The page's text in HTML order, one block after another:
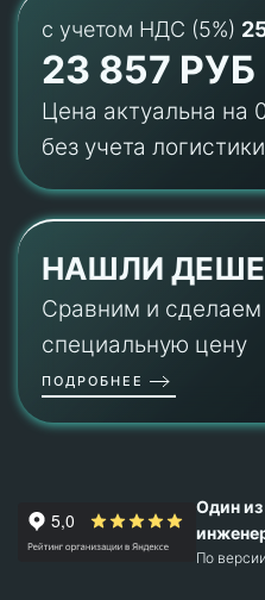
с учетом НДС (5%)
23 857 РУБ
Цена актуальна на
без учета
НАШЛИ
Сравним и сделаем
специальную цену
ПОДРОБНЕЕ
Один
По